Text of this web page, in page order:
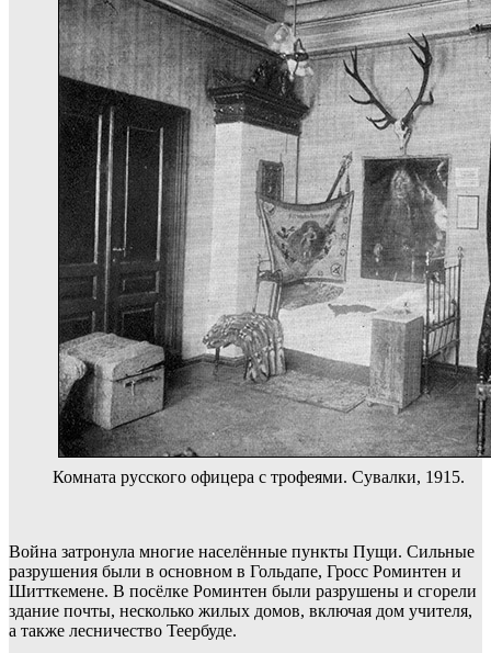
Комната русского офицера с трофеями. Сувалки, 1915.
Война затронула многие населённые пункты Пущи. Сильные
разрушения были в основном в Гольдапе, Гросс Роминтен и
Шитткемене. В посёлке Роминтен были разрушены и сгорели
здание почты, несколько жилых домов, включая дом учителя,
а также лесничество Теербуде.